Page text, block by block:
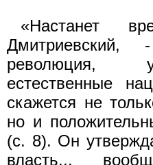
«Настанет
Дмитриевский,
революция,
естественные
скажется не
но и
(с. 8). Он
власть...